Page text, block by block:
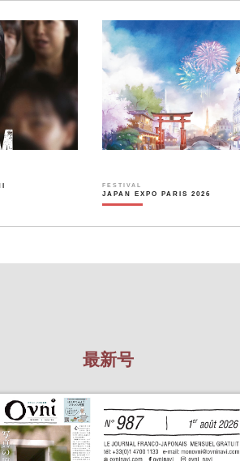
FESTIVAL
JAPAN EXPO PARIS 2026
最新号